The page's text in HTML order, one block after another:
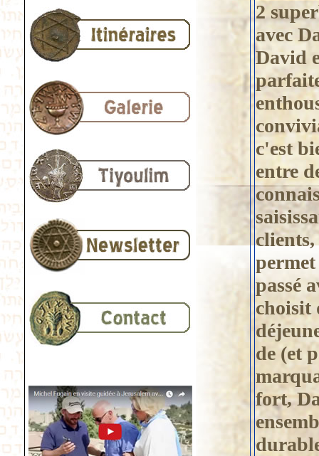
2
avec
David
c'est
entre
passé
choisit
de (et
fort,